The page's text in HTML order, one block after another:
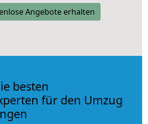
Angebote erhalten
besten
für den Umzug